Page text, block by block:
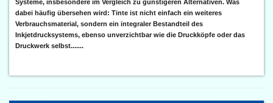
Systeme, insbesondere im Vergleich zu günstigeren Alternativen. Was
dabei häufig übersehen wird: Tinte ist nicht einfach ein weiteres
Verbrauchsmaterial, sondern ein integraler Bestandteil des
Inkjetdrucksystems, ebenso unverzichtbar wie die Druckköpfe oder das
Druckwerk selbst.......